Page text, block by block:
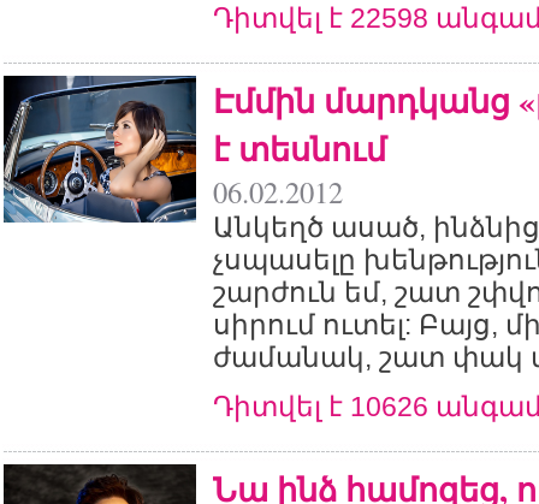
Դիտվել է 22598
Էմմին մարդկանց
է տեսնում
06.02.2012
Անկեղծ ասած,
չսպասելը
շարժուն եմ, շատ
սիրում ուտել: Բայց,
ժամանակ, շատ փակ
Դիտվել է 10626
Նա ինձ համոզեց,